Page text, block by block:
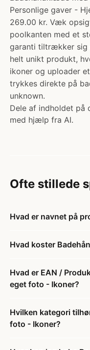
Personlige gaver -
269.00 kr. Væk
poolkanten med et
garanti tiltrækker sig
helt unikt produkt,
ikoner og uploader
trykkes direkte på
unknown.
Dele af indholdet på
med hjælp fra AI.
Ofte stillede
Hvad er navnet på
Hvad koster
Hvad er EAN /
eget foto - Ikoner?
Hvilken kategori
foto - Ikoner?